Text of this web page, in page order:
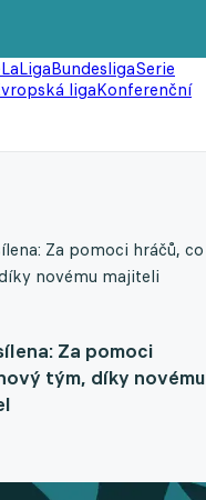
LaLigaBundesligaSerie
ligaKonferenční
Za pomoci hráčů, co
novému majiteli
Za pomoci
tým, díky novému